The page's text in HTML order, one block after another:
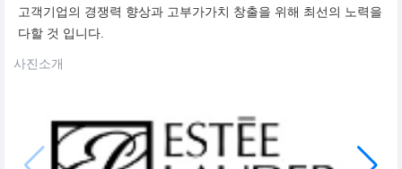
고객기업의 경쟁력 향상과 고부가가치 창출을 위해 최선의 노력을
다할 것 입니다.
사진소개